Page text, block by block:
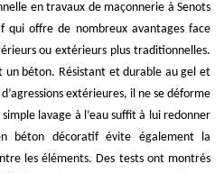
en travaux de maçonnerie à Senots
qui offre de nombreux avantages face
ou extérieurs plus traditionnelles.
béton. Résistant et durable au gel et
extérieures, il ne se déforme
lavage à l’eau suffit à lui redonner
béton décoratif évite également la
les éléments. Des tests ont montrés